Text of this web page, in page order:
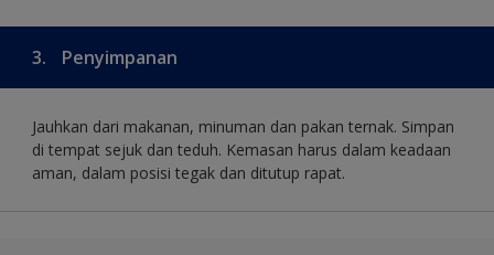
3. Penyimpanan
Jauhkan dari makanan, minuman dan pakan ternak. Simpan
di tempat sejuk dan teduh. Kemasan harus dalam keadaan
aman, dalam posisi tegak dan ditutup rapat.